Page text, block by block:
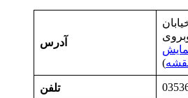
آدرس
)
تلفن